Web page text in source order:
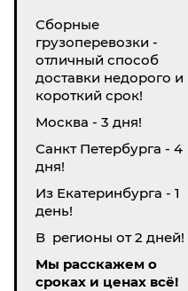
Сборные
грузоперевозки -
отличный способ
доставки недорого и
короткий срок!
Москва - 3 дня!
Санкт Петербурга - 4
дня!
Из Екатеринбурга - 1
день!
В регионы от 2 дней!
Мы расскажем о
сроках и ценах всё!